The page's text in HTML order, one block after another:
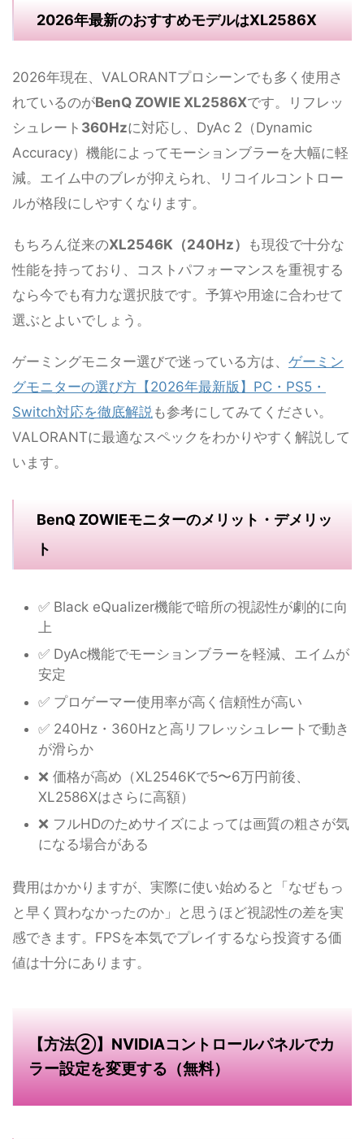
2026年最新のおすすめモデルはXL2586X
2026年現在、VALORANTプロシーンでも多く使用さ
れているのがBenQ ZOWIE XL2586Xです。リフレッ
シュレート 360Hzに対応し、DyAc 2（Dynamic
Accuracy）機能によってモーションブラーを大幅に軽
減。エイム中のブレが抑えられ、リコイルコントロー
ルが格段にしやすくなります。
もちろん従来のXL2546K（240Hz）
も現役で十分な
性能を持っており、コストパフォーマンスを重視する
なら今でも有力な選択肢です。予算や用途に合わせて
選ぶとよいでしょう。
ゲーミングモニター選びで迷っている方は、 ゲーミン
グモニターの選び方【2026年最新版】PC・PS5・
Switch対応を徹底解説 も参考にしてみてください。
VALORANTに最適なスペックをわかりやすく解説して
います。
BenQ ZOWIEモニターのメリット・デメリッ
ト
✅ Black eQualizer機能で暗所の視認性が劇的に向
上
✅ DyAc機能でモーションブラーを軽減、エイムが
安定
✅ プロゲーマー使用率が高く信頼性が高い
✅ 240Hz・360Hzと高リフレッシュレートで動き
が滑らか
❌ 価格が高め（XL2546Kで5〜6万円前後、
XL2586Xはさらに高額）
❌ フルHDのためサイズによっては画質の粗さが気
になる場合がある
費用はかかりますが、実際に使い始めると「なぜもっ
と早く買わなかったのか」と思うほど視認性の差を実
感できます。FPSを本気でプレイするなら投資する価
値は十分にあります。
【方法②】NVIDIAコントロールパネルでカ
ラー設定を変更する（無料）